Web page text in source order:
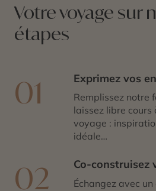
Votre voyage sur
étapes
01 Exprimez vos
Remplissez notre
laissez libre cours
voyage :
idéale…
02 Co-construisez
Échangez avec